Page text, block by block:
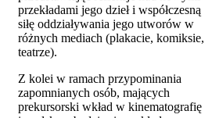
przekładami jego dzieł i współczesną
siłę oddziaływania jego utworów w
różnych mediach (plakacie, komiksie,
teatrze).
Z kolei w ramach przypominania
zapomnianych osób, mających
prekursorski wkład w kinematografię